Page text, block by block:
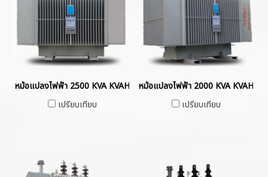
หม้อแปลงไฟฟ้า 2500 KVA KVAHermetically Sealed without Gas
เปรียบเทียบ
หม้อแปลงไฟฟ้า 2000 KVA
เปรียบเทียบ